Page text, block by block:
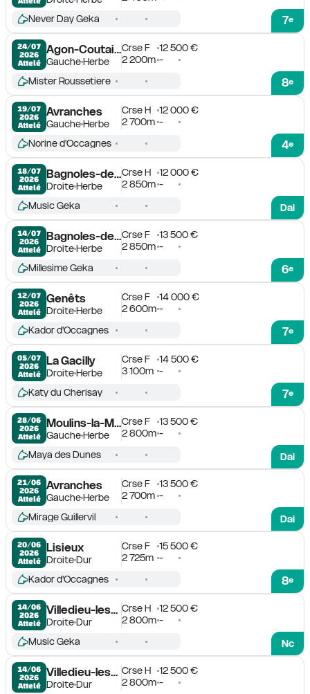
7e
Never Day Geka
24/07
2026
Attelé
Agon-Coutainville
GaucheHerbe
Crse F
12 500 €
2 200m -
8e
Mister Roussetiere
19/07
2026
Attelé
Avranches
GaucheHerbe
Crse H
12 000 €
2 700m -
4e
Norine d'Occagnes
18/07
2026
Attelé
Bagnoles-de-l'Orne
DroiteHerbe
Crse H
12 000 €
2 850m -
Dai
Music Geka
14/07
2026
Attelé
Bagnoles-de-l'Orne
DroiteHerbe
Crse F
13 500 €
2 850m -
6e
Millesime Geka
12/07
2026
Attelé
Genêts
DroiteHerbe
Crse F
14 000 €
2 600m -
7e
Kador d'Occagnes
05/07
2026
Attelé
La Gacilly
DroiteHerbe
Crse F
14 500 €
3 100m -
7e
Katy du Cherisay
28/06
2026
Attelé
Moulins-la-Marche
GaucheHerbe
Crse F
13 500 €
2 800m -
Dai
Maya des Dunes
21/06
2026
Attelé
Avranches
GaucheHerbe
Crse F
13 500 €
2 700m -
Dai
Mirage Guillervil
20/06
2026
Attelé
Lisieux
DroiteDur
Crse F
15 500 €
2 725m -
8e
Kador d'Occagnes
14/06
2026
Attelé
Villedieu-les-Poëles
DroiteDur
Crse H
12 500 €
2 800m -
Nc
Music Geka
14/06
2026
Attelé
Villedieu-les-Poëles
DroiteDur
Crse H
12 500 €
2 800m -